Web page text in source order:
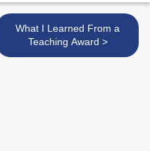
What I Learned From a
Teaching Award >